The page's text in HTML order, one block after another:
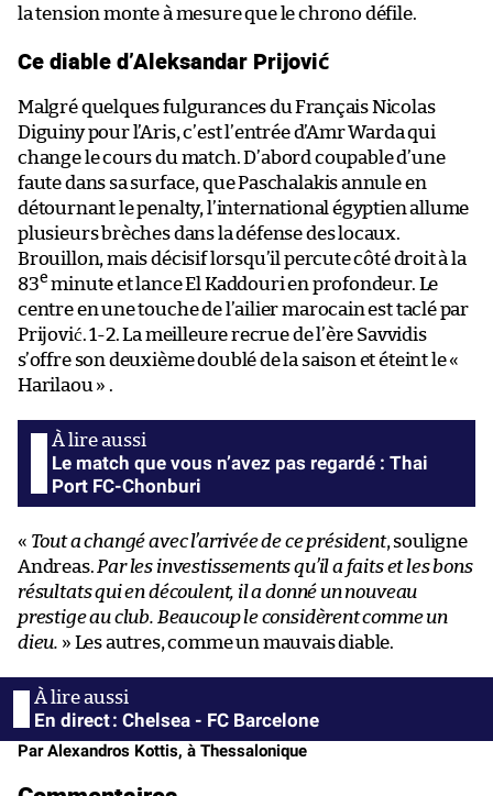
la tension monte à mesure que le chrono défile.
Ce diable d’Aleksandar Prijović
Malgré quelques fulgurances du Français Nicolas
Diguiny pour l’Aris, c’est l’entrée d’Amr Warda qui
change le cours du match. D’abord coupable d’une
faute dans sa surface, que Paschalakis annule en
détournant le penalty, l’international égyptien allume
plusieurs brèches dans la défense des locaux.
Brouillon, mais décisif lorsqu’il percute côté droit à la
83e minute et lance El Kaddouri en profondeur. Le
centre en une touche de l’ailier marocain est taclé par
Prijović. 1-2. La meilleure recrue de l’ère Savvidis
s’offre son deuxième doublé de la saison et éteint le «
Harilaou » .
Le match que vous n’avez pas regardé : Thai
Port FC-Chonburi
« Tout a changé avec l’arrivée de ce président, souligne
Andreas.Par les investissements qu’il a faits et les bons
résultats qui en découlent, il a donné un nouveau
prestige au club. Beaucoup le considèrent comme un
dieu. » Les autres, comme un mauvais diable.
En direct : Chelsea - FC Barcelone
Par Alexandros Kottis, à Thessalonique